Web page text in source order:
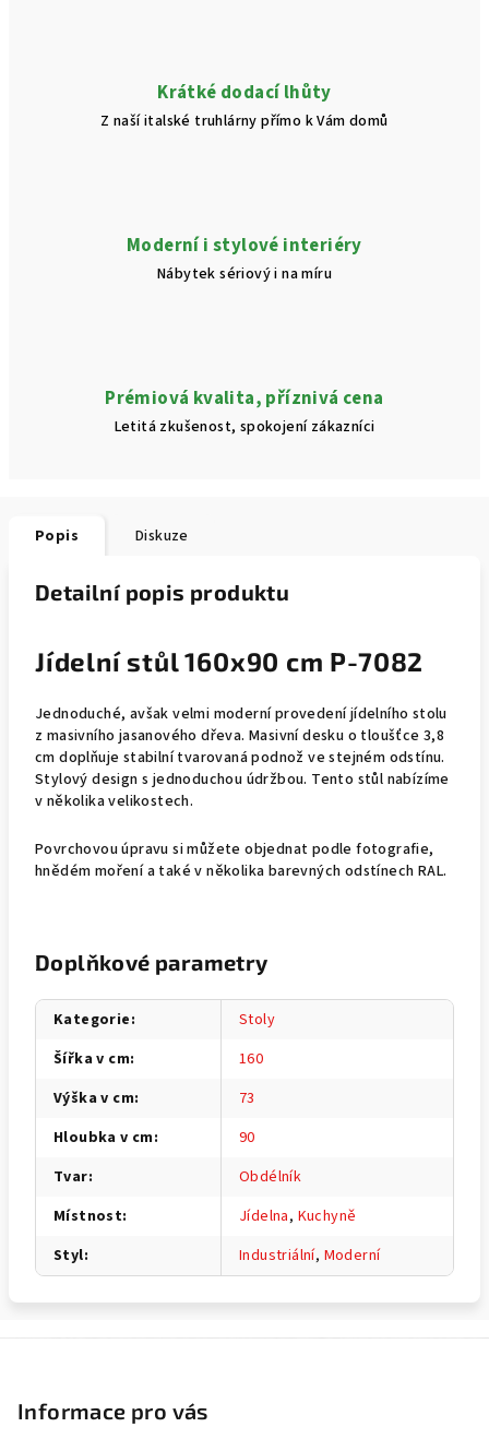
Krátké dodací lhůty
Z naší italské truhlárny přímo k Vám domů
Moderní i stylové interiéry
Nábytek sériový i na míru
Prémiová kvalita, příznivá cena
Letitá zkušenost, spokojení zákazníci
Popis Diskuze
Detailní popis produktu
Jídelní stůl 160x90 cm P-7082
Jednoduché, avšak velmi moderní provedení jídelního stolu
z masivního jasanového dřeva. Masivní desku o tloušťce 3,8
cm doplňuje stabilní tvarovaná podnož ve stejném odstínu.
Stylový design s jednoduchou údržbou. Tento stůl nabízíme
v několika velikostech.
Povrchovou úpravu si můžete objednat podle fotografie,
hnědém moření a také v několika barevných odstínech RAL.
Doplňkové parametry
Kategorie:
Stoly
Šířka v cm:
160
Výška v cm:
73
Hloubka v cm:
90
Tvar:
Obdélník
Místnost: Jídelna, Kuchyně
Styl: Industriální, Moderní
Informace pro vás